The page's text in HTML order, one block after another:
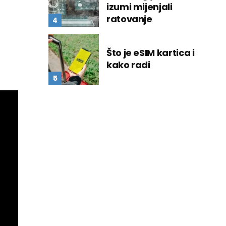
izumi mijenjali
ratovanje
Što je eSIM kartica i
kako radi